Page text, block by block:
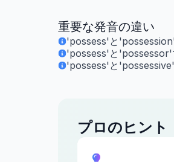
重要な発音の違い
'possess'と'possession'
'possess'と'possessor'
'possess'と'possessive'
プロのヒント